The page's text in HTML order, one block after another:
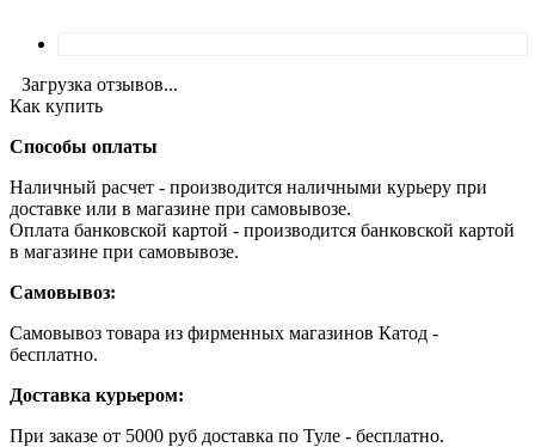
Загрузка отзывов...
Как купить
Способы оплаты
Наличный расчет - производится наличными курьеру при
доставке или в магазине при самовывозе.
Оплата банковской картой - производится банковской картой
в магазине при самовывозе.
Самовывоз:
Самовывоз товара из фирменных магазинов Катод -
бесплатно.
Доставка курьером:
При заказе от 5000 руб доставка по Туле - бесплатно.